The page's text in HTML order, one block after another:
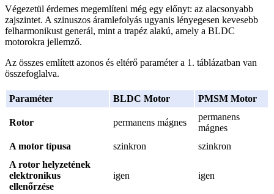
Végezetül érdemes megemlíteni még egy előnyt: az alacsonyabb
zajszintet. A szinuszos áramlefolyás ugyanis lényegesen kevesebb
felharmonikust generál, mint a trapéz alakú, amely a BLDC
motorokra jellemző.
Az összes említett azonos és eltérő paraméter a 1. táblázatban van
összefoglalva.
Paraméter BLDC Motor PMSM Motor
Rotor permanens mágnes
permanens
mágnes
A motor típusa
szinkron
szinkron
A rotor helyzetének
elektronikus
ellenőrzése
igen igen